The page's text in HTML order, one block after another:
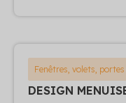
Fenêtres, volets,
DESIGN